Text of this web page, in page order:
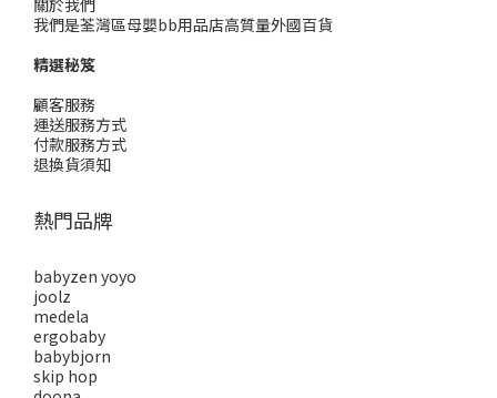
關於我們
我們是荃灣區母嬰bb用品店高質量外國百貨
精選秘笈
顧客服務
運送服務方式
付款服務方式
退換貨須知
熱門品牌
babyzen yoyo
joolz
medela
ergobaby
babybjorn
skip hop